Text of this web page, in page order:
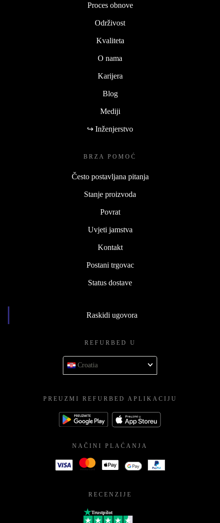
Proces obnove
Održivost
Kvaliteta
O nama
Karijera
Blog
Mediji
↪ Inženjerstvo
BRZA POMOĆ
Često postavljana pitanja
Stanje proizvoda
Povrat
Uvjeti jamstva
Kontakt
Postani trgovac
Status dostave
Raskidi ugovora
REFURBED U
Croatia
PREUZMI REFURBED APLIKACIJU
NAČINI PLAĆANJA
RECENZIJE
Trustpilot